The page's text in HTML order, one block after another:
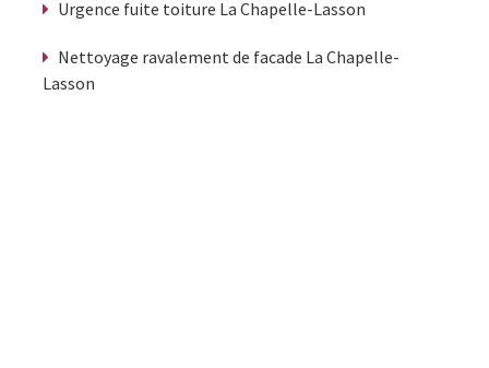
Urgence fuite toiture La Chapelle-Lasson
Nettoyage ravalement de facade La Chapelle-
Lasson